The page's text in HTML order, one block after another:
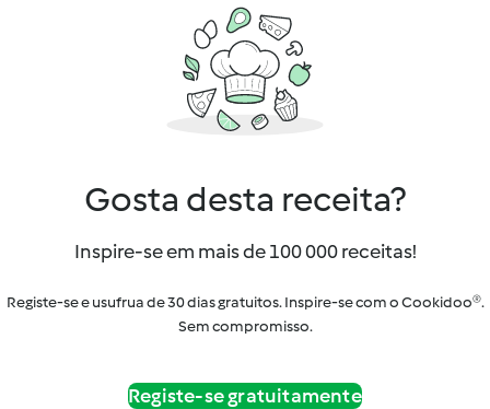
Gosta desta receita?
Inspire-se em mais de 100 000 receitas!
Registe-se e usufrua de 30 dias gratuitos. Inspire-se com o Cookidoo®.
Sem compromisso.
Registe-se gratuitamente